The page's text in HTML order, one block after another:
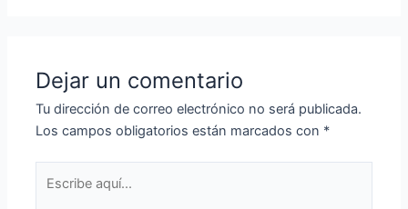
Dejar un comentario
Tu dirección de correo electrónico no será publicada.
Los campos obligatorios están marcados con *
aquí...